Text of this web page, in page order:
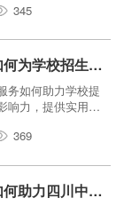
345
教育咨询服务如何为学校招生与品牌建设赋能？
务如何助力学校提
响力，提供实用策
369
企业管理咨询如何助力四川中小企业降本增效？